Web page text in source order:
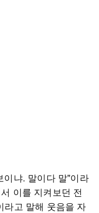
이냐. 말이다 말"이라
이를 지켜보던 전
라고 말해 웃음을 자